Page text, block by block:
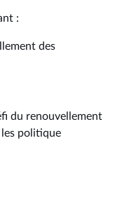
:
des
du renouvellement
politique